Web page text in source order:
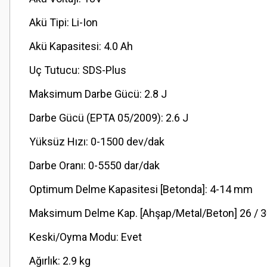
Akü Tipi: Li-Ion
Akü Kapasitesi: 4.0 Ah
Uç Tutucu: SDS-Plus
Maksimum Darbe Gücü: 2.8 J
Darbe Gücü (EPTA 05/2009): 2.6 J
Yüksüz Hızı: 0-1500 dev/dak
Darbe Oranı: 0-5550 dar/dak
Optimum Delme Kapasitesi [Betonda]: 4-14 mm
Maksimum Delme Kap. [Ahşap/Metal/Beton] 26 /
Keski/Oyma Modu: Evet
Ağırlık: 2.9 kg